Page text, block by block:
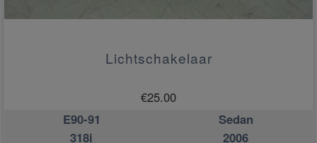
Lichtschakelaar
€25.00
E90-91
Sedan
318i
2006